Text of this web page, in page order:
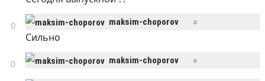
0 maksim-choporov #
18:07 25.05.2017
Сильно
0 maksim-choporov #